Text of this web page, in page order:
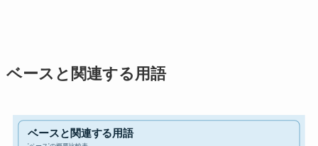
ベースと関連する用語